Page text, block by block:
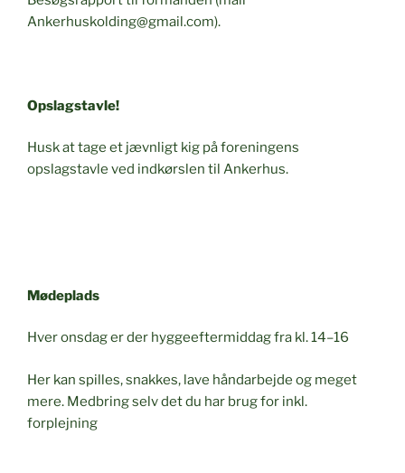
Ankerhuskolding@gmail.com).
Opslagstavle!
Husk at tage et jævnligt kig på foreningens
opslagstavle ved indkørslen til Ankerhus.
Mødeplads
Hver onsdag er der hyggeeftermiddag fra kl. 14–16
Her kan spilles, snakkes, lave håndarbejde og meget
mere. Medbring selv det du har brug for inkl.
forplejning